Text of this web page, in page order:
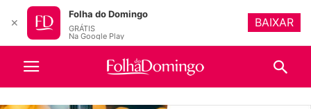
✕
Folha do Domingo
GRÁTIS
Na Google Play
BAIXAR